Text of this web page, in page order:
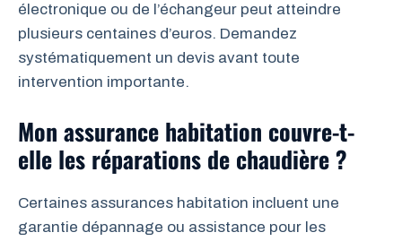
électronique ou de l’échangeur peut atteindre
plusieurs centaines d’euros. Demandez
systématiquement un devis avant toute
intervention importante.
Mon assurance habitation couvre-t-
elle les réparations de chaudière ?
Certaines assurances habitation incluent une
garantie dépannage ou assistance pour les